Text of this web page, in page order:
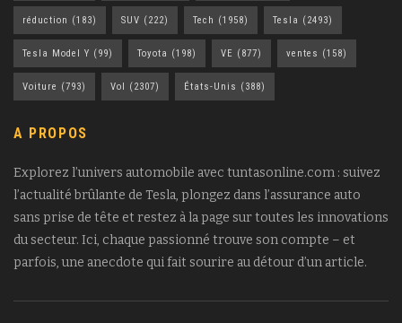
réduction (183) SUV (222) Tech (1958) Tesla (2493)
Tesla Model Y (99) Toyota (198) VE (877) ventes (158)
Voiture (793) Vol (2307) États-Unis (388)
A PROPOS
Explorez l’univers automobile avec tuntasonline.com : suivez
l’actualité brûlante de Tesla, plongez dans l’assurance auto
sans prise de tête et restez à la page sur toutes les innovations
du secteur. Ici, chaque passionné trouve son compte – et
parfois, une anecdote qui fait sourire au détour d’un article.